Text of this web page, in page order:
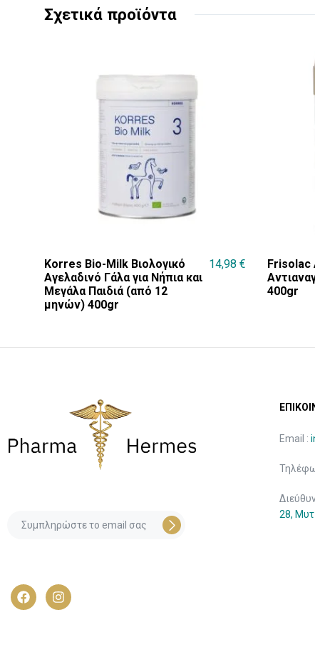
Σχετικά προϊόντα
Korres Bio-Milk Βιολογικό
Αγελαδινό Γάλα για Νήπια και
Μεγάλα Παιδιά (από 12
μηνών) 400gr
14,98 €
Frisolac
400gr
Email :
28,